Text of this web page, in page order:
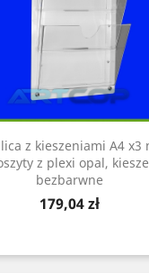
z kieszeniami A4 x3
z plexi opal,
bezbarwne
Cena
179,04 zł